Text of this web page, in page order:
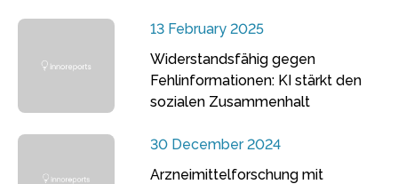
13 February 2025
Widerstandsfähig gegen
Fehlinformationen: KI stärkt den
sozialen Zusammenhalt
30 December 2024
Arzneimittelforschung mit